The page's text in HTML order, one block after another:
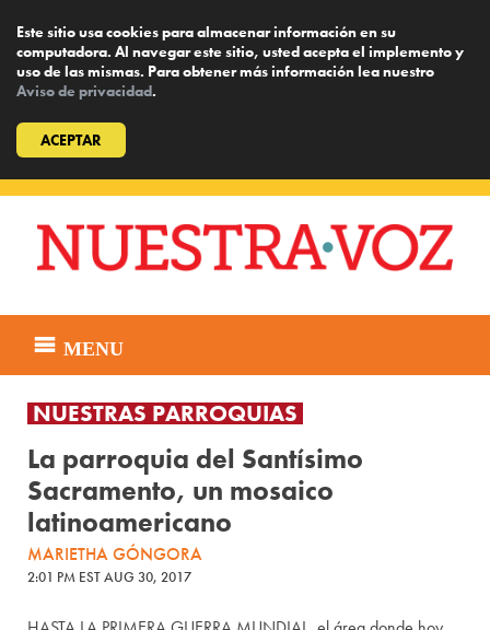
Este sitio usa cookies para almacenar información en su
computadora. Al navegar este sitio, usted acepta el implemento y
uso de las mismas. Para obtener más información lea nuestro
Aviso de privacidad.
ACEPTAR
content
MENU
NUESTRAS PARROQUIAS
La parroquia del Santísimo
Sacramento, un mosaico
latinoamericano
MARIETHA GÓNGORA
2:01 PM EST AUG 30, 2017